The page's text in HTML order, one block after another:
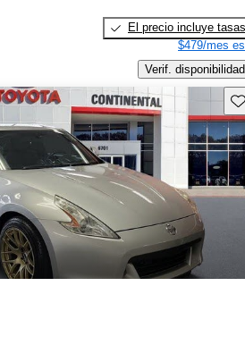
El precio incluye tasas
$479/mes
Verif. disponibilidad